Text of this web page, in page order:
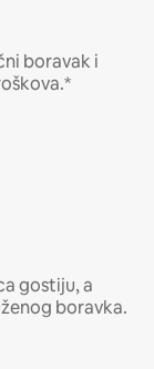
boravak i
gostiju, a
boravka.